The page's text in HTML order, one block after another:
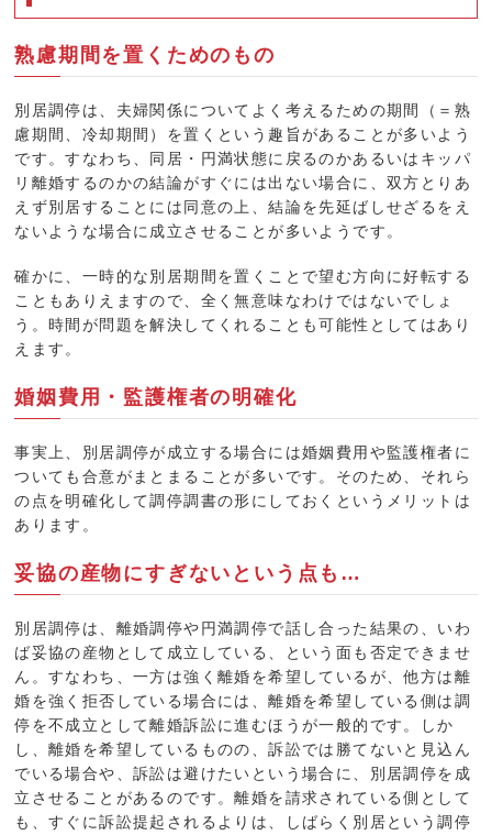
熟慮期間を置くためのもの
別居調停は、夫婦関係についてよく考えるための期間（＝熟
慮期間、冷却期間）を置くという趣旨があることが多いよう
です。すなわち、同居・円満状態に戻るのかあるいはキッパ
リ離婚するのかの結論がすぐには出ない場合に、双方とりあ
えず別居することには同意の上、結論を先延ばしせざるをえ
ないような場合に成立させることが多いようです。
確かに、一時的な別居期間を置くことで望む方向に好転する
こともありえますので、全く無意味なわけではないでしょ
う。時間が問題を解決してくれることも可能性としてはあり
えます。
婚姻費用・監護権者の明確化
事実上、別居調停が成立する場合には婚姻費用 や監護権者に
ついても合意がまとまることが多いです。そのため、それら
の点を明確化して調停調書の形にしておくというメリットは
あります。
妥協の産物にすぎないという点も…
別居調停は、離婚調停や円満調停で話し合った結果の、いわ
ば妥協の産物として成立している、という面も否定できませ
ん。すなわち、一方は強く離婚を希望しているが、他方は離
婚を強く拒否している場合には、離婚を希望している側は調
停を不成立として離婚訴訟に進むほうが一般的です。しか
し、離婚を希望しているものの、訴訟では勝てないと見込ん
でいる場合や、訴訟は避けたいという場合に、別居調停を成
立させることがあるのです。離婚を請求されている側として
も、すぐに訴訟提起されるよりは、しばらく別居という調停